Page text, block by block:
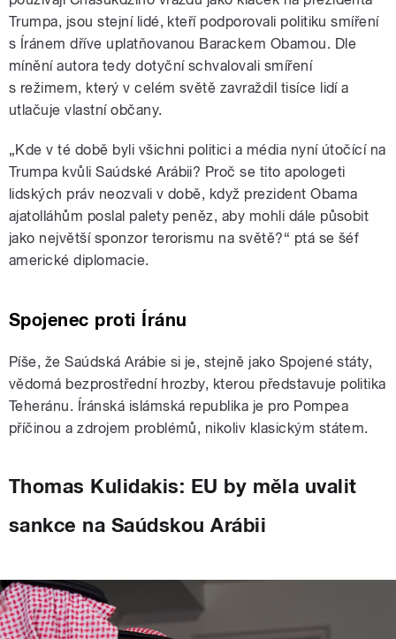
Trumpa, jsou stejní lidé, kteří podporovali politiku smíření
s Íránem dříve uplatňovanou Barackem Obamou. Dle
mínění autora tedy dotyční schvalovali smíření
s režimem, který v celém světě zavraždil tisíce lidí a
utlačuje vlastní občany.
„Kde v té době byli všichni politici a média nyní útočící na
Trumpa kvůli Saúdské Arábii? Proč se tito apologeti
lidských práv neozvali v době, když prezident Obama
ajatolláhům poslal palety peněz, aby mohli dále působit
jako největší sponzor terorismu na světě?“ ptá se šéf
americké diplomacie.
Spojenec proti Íránu
Píše, že Saúdská Arábie si je, stejně jako Spojené státy,
vědomá bezprostřední hrozby, kterou představuje politika
Teheránu. Íránská islámská republika je pro Pompea
příčinou a zdrojem problémů, nikoliv klasickým státem.
Thomas Kulidakis: EU by měla uvalit
sankce na Saúdskou Arábii